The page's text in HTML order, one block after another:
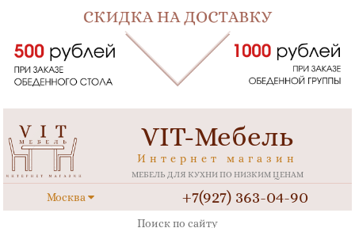
VIT-Мебель
Интернет магазин
МЕБЕЛЬ ДЛЯ КУХНИ ПО НИЗКИМ ЦЕНАМ
Москва +7(927) 363-04-90